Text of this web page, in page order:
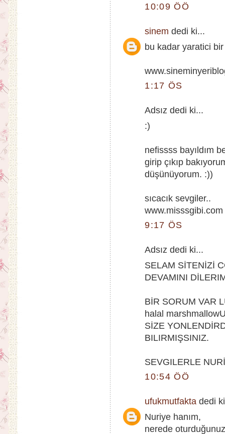
10:09 ÖÖ
sinem dedi ki...
bu kadar yaratici
1:17 ÖS
Adsız dedi ki...
:)
nefissss bayıldım
girip çıkıp
düşünüyorum. :))
sıcacık sevgiler..
www.misssgibi.com
9:17 ÖS
Adsız dedi ki...
SELAM SİTENİZİ
DEVAMINI
BİR SORUM VAR
halal
SİZE
BILIRMIŞSINIZ.
SEVGILERLE
10:54 ÖÖ
ufukmutfakta dedi
Nuriye hanım,
nerede